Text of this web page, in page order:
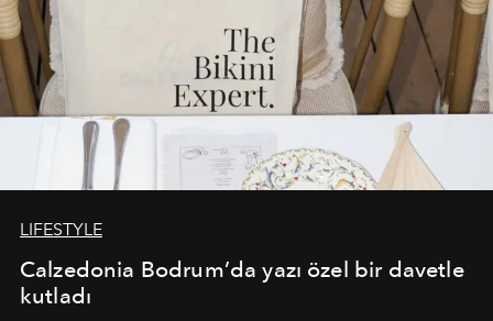
LIFESTYLE
Calzedonia Bodrum’da yazı özel bir davetle
kutladı